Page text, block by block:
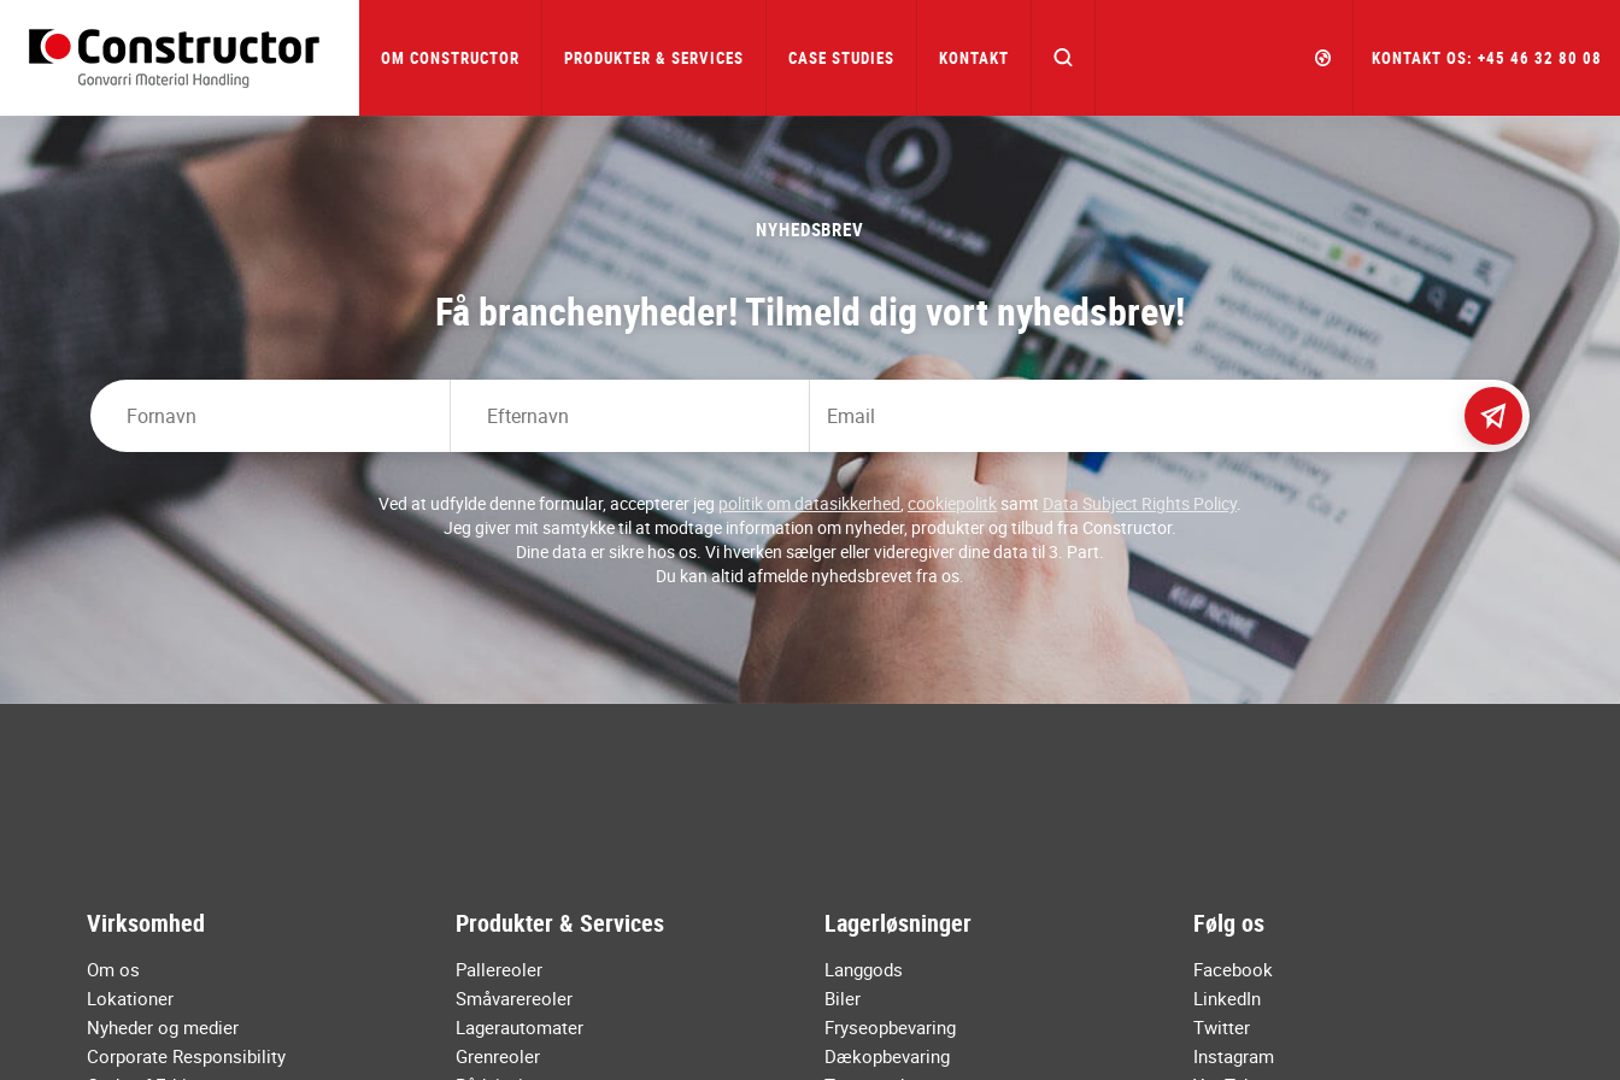
main
OM CONSTRUCTOR PRODUKTER & SERVICES CASE STUDIES KONTAKT KONTAKT OS: +45 46 32 80 08
NYHEDSBREV
Få branchenyheder! Tilmeld dig vort nyhedsbrev!
Ved at udfylde denne formular, accepterer jeg politik om datasikkerhed, cookiepolitk samt Data Subject Rights Policy.
Jeg giver mit samtykke til at modtage information om nyheder, produkter og tilbud fra Constructor.
Dine data er sikre hos os. Vi hverken sælger eller videregiver dine data til 3. Part.
Du kan altid afmelde nyhedsbrevet fra os.
Virksomhed
Om os
Lokationer
Nyheder og medier
Corporate Responsibility
Produkter & Services
Pallereoler
Småvarereoler
Lagerautomater
Grenreoler
Lagerløsninger
Langgods
Biler
Fryseopbevaring
Dækopbevaring
Følg os
Facebook
LinkedIn
Twitter
Instagram